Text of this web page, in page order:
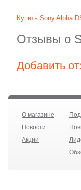
Купить Sony Alpha
Отзывы о
Добавить
О магазине
Новости
Акции